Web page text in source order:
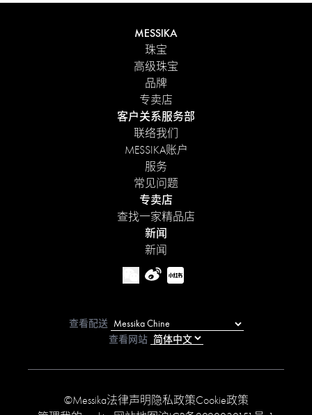
探索
MESSIKA
珠宝
高级珠宝
品牌
专卖店
客户关系服务部
联络我们
MESSIKA账户
服务
常见问题
专卖店
查找一家精品店
新闻
新闻
©Messika法律声明 隐私政策Cookie政策
查看配送
查看网站